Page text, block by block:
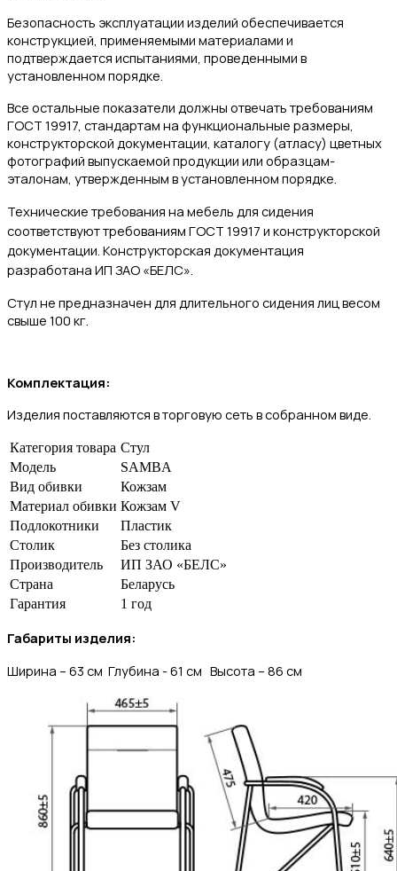
Безопасность эксплуатации изделий обеспечивается
конструкцией, применяемыми материалами и
подтверждается испытаниями, проведенными в
установленном порядке.
Все остальные показатели должны отвечать требованиям
ГОСТ 19917, стандартам на функциональные размеры,
конструкторской документации, каталогу (атласу) цветных
фотографий выпускаемой продукции или образцам-
эталонам, утвержденным в установленном порядке.
Технические требования на мебель для сидения
соответствуют требованиям ГОСТ 19917 и конструкторской
документации. Конструкторская документация
разработана ИП ЗАО «БЕЛС».
Стул не предназначен для длительного сидения лиц весом
свыше 100 кг.
Комплектация:
Изделия поставляются в торговую сеть в собранном виде.
Категория товара Стул
Модель
SAMBA
Вид обивки
Кожзам
Материал обивки Кожзам V
Подлокотники
Пластик
Столик
Без столика
Производитель
ИП ЗАО «БЕЛС»
Страна
Беларусь
Гарантия
1 год
Габариты изделия:
Ширина – 63 см Глубина - 61 см Высота – 86 см